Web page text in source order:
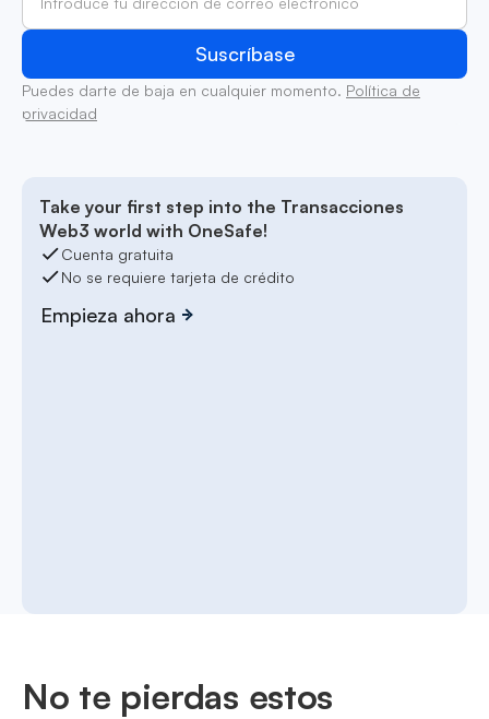
Puedes darte de baja en cualquier momento. Política de
privacidad
Take your first step into the Transacciones
Web3 world with OneSafe!
Cuenta gratuita
No se requiere tarjeta de crédito
Empieza ahora
No te pierdas estos